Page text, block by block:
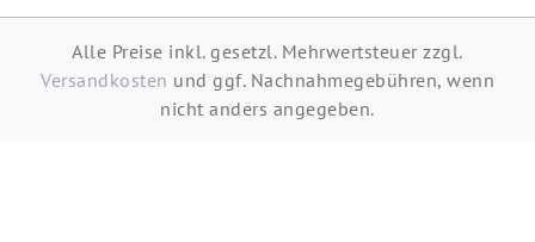
Alle Preise inkl. gesetzl. Mehrwertsteuer zzgl.
Versandkosten und ggf. Nachnahmegebühren, wenn
nicht anders angegeben.